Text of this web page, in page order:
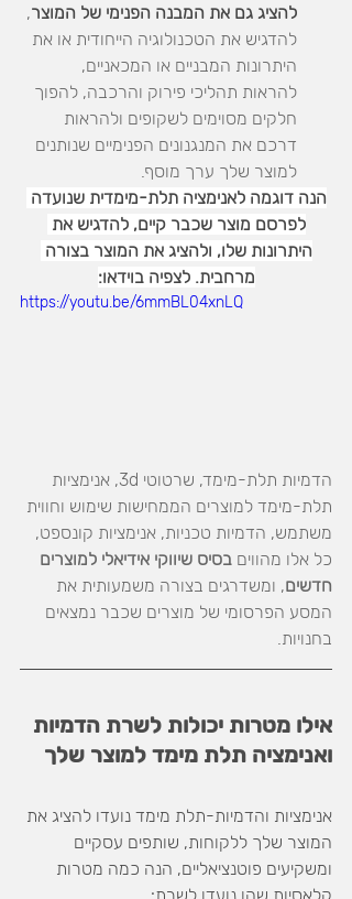
להציג גם את המבנה הפנימי של המוצר,
להדגיש את הטכנולוגיה הייחודית או את
היתרונות המבניים או המכאניים,
להראות תהליכי פירוק והרכבה, להפוך
חלקים מסוימים לשקופים ולהראות
דרכם את המנגנונים הפנימיים שנותנים
למוצר שלך ערך מוסף.
הנה דוגמה לאנימציה תלת-מימדית שנועדה
לפרסם מוצר שכבר קיים, להדגיש את
היתרונות שלו, ולהציג את המוצר בצורה
מרחבית. לצפיה בוידאו:
https://youtu.be/6mmBL04xnLQ
הדמיות תלת-מימד, שרטוטי 3d, אנימציות
תלת-מימד למוצרים הממחישות שימוש וחווית
משתמש, הדמיות טכניות, אנימציות קונספט,
כל אלו מהווים בסיס שיווקי אידיאלי למוצרים
חדשים, ומשדרגים בצורה משמעותית את
המסע הפרסומי של מוצרים שכבר נמצאים
בחנויות.
אילו מטרות יכולות לשרת הדמיות
ואנימציה תלת מימד למוצר שלך
אנימציות והדמיות-תלת מימד נועדו להציג את
המוצר שלך ללקוחות, שותפים עסקיים
ומשקיעים פוטנציאליים, הנה כמה מטרות
קלאסיות שהן נועדו לשרת: